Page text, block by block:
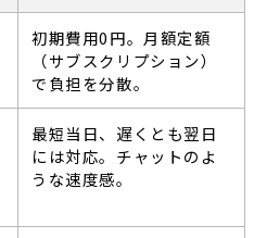
初期費用0円。月額定額
（サブスクリプション）
で負担を分散。
最短当日、遅くとも翌日
には対応。チャットのよ
うな速度感。